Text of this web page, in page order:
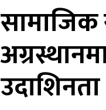
सामाजिक
उदाशिनता